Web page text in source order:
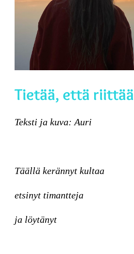
Tietää, että riittää
Teksti ja kuva: Auri
Täällä kerännyt kultaa
etsinyt timantteja
ja löytänyt